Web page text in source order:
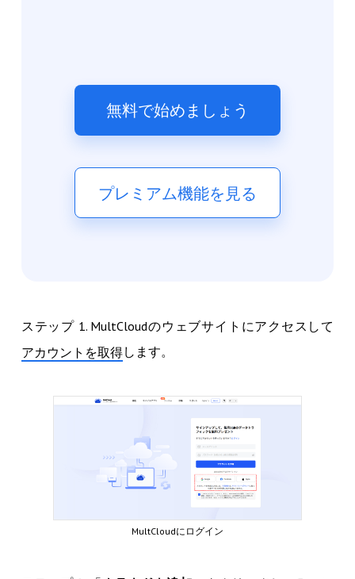
無料で始めましょう
プレミアム機能を見る
ステップ 1. MultCloudのウェブサイトにアクセスして
アカウントを取得します。
MultCloudにログイン